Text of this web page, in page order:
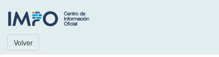
Volver